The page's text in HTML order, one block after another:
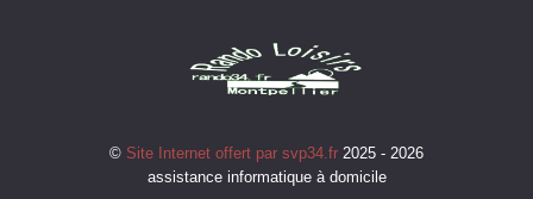
© Site Internet offert par svp34.fr 2025 - 2026
assistance informatique à domicile